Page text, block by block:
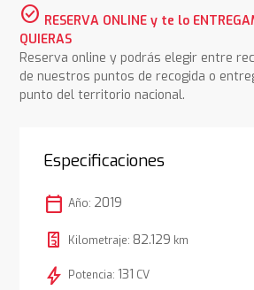
check_circle RESERVA ONLINE y te lo
QUIERAS
Reserva online y podrás elegir entre
de nuestros puntos de recogida o
punto del territorio nacional.
Especificaciones
calendar_today Año: 2019
Kilometraje: 82.129 km
bolt Potencia: 131 CV